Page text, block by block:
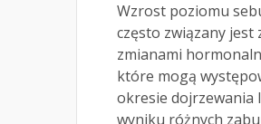
Wzrost poziomu
często związany jest
zmianami
które mogą
okresie dojrzewania
wyniku różnych